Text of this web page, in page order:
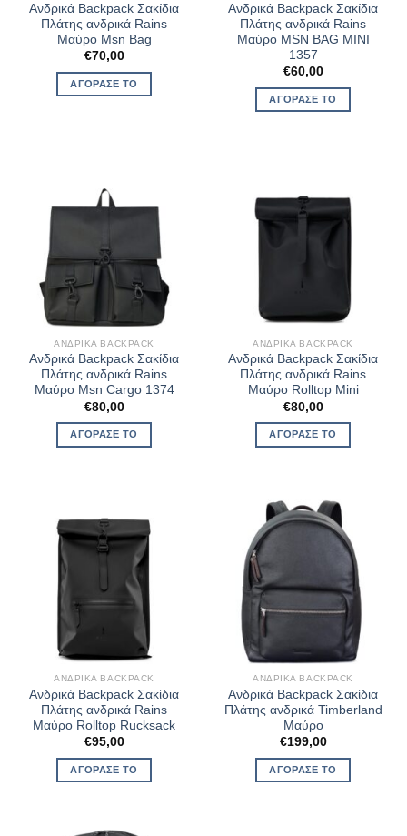
Ανδρικά Backpack Σακίδια
Πλάτης ανδρικά Rains
Μαύρο Msn Bag
€70,00
ΑΓΌΡΑΣΈ ΤΟ
Ανδρικά Backpack Σακίδια
Πλάτης ανδρικά Rains
Μαύρο MSN BAG MINI
1357
€60,00
ΑΓΌΡΑΣΈ ΤΟ
ΑΝΔΡΙΚΆ BACKPACK
Ανδρικά Backpack Σακίδια
Πλάτης ανδρικά Rains
Μαύρο Msn Cargo 1374
€80,00
ΑΓΌΡΑΣΈ ΤΟ
ΑΝΔΡΙΚΆ BACKPACK
Ανδρικά Backpack Σακίδια
Πλάτης ανδρικά Rains
Μαύρο Rolltop Mini
€80,00
ΑΓΌΡΑΣΈ ΤΟ
ΑΝΔΡΙΚΆ BACKPACK
Ανδρικά Backpack Σακίδια
Πλάτης ανδρικά Rains
Μαύρο Rolltop Rucksack
€95,00
ΑΓΌΡΑΣΈ ΤΟ
ΑΝΔΡΙΚΆ BACKPACK
Ανδρικά Backpack Σακίδια
Πλάτης ανδρικά Timberland
Μαύρο
€199,00
ΑΓΌΡΑΣΈ ΤΟ